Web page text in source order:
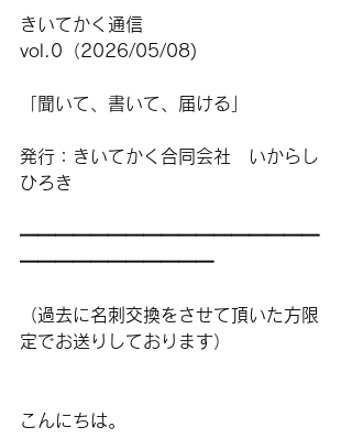
きいてかく通信
vol.0（2026/05/08)
「聞いて、書いて、届ける」
発行：きいてかく合同会社　いからし
ひろき
━━━━━━━━━━━━━━━━━
━━━━━━━━━━━
（過去に名刺交換をさせて頂いた方限
定でお送りしております）
こんにちは。